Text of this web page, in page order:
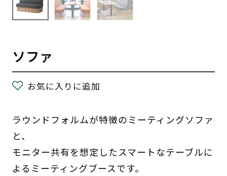
ソファ
お気に入りに追加
ラウンドフォルムが特徴のミーティングソファ
と、
モニター共有を想定したスマートなテーブルに
よるミーティングブースです。